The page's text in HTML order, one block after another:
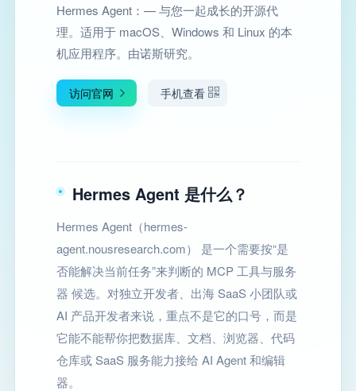
Hermes Agent：— 与您一起成长的开源代
理。适用于 macOS、Windows 和 Linux 的本
机应用程序。由诺斯研究。
访问官网 手机查看
Hermes Agent 是什么？
Hermes Agent（hermes-
agent.nousresearch.com） 是一个需要按“是
否能解决当前任务”来判断的 MCP 工具与服务
器 候选。对独立开发者、出海 SaaS 小团队或
AI 产品开发者来说，重点不是它的口号，而是
它能不能帮你把数据库、文档、浏览器、代码
仓库或 SaaS 服务能力接给 AI Agent 和编辑
器。